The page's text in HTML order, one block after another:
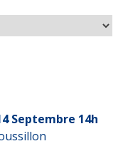
Septembre 14h